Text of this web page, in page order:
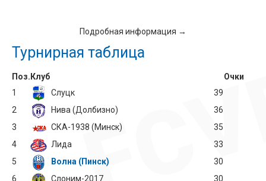
Подробная информация →
Турнирная таблица
Поз. Клуб
Очки
1
Слуцк
39
2
Нива (Долбизно)
36
3
СКА-1938 (Минск)
35
4
Лида
33
5
Волна (Пинск)
30
6
Слоним-2017
30